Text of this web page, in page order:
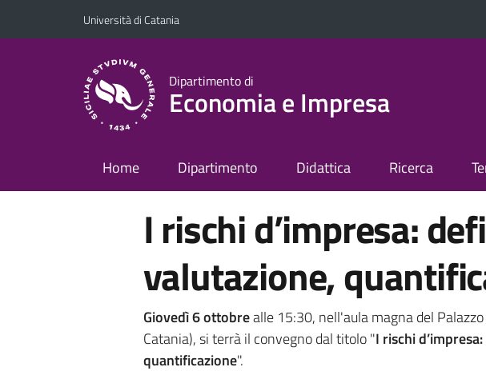
Vai al contenuto principale
Vai al menu di navigazione
Università di Catania
Dipartimento di
Economia e Impresa
Home Dipartimento Didattica Ricerca
I rischi d’impresa:
valutazione,
Giovedì 6 ottobrealle 15:30, nell'aula magna del
Catania), si terrà il convegno dal titolo "I rischi
quantificazione".